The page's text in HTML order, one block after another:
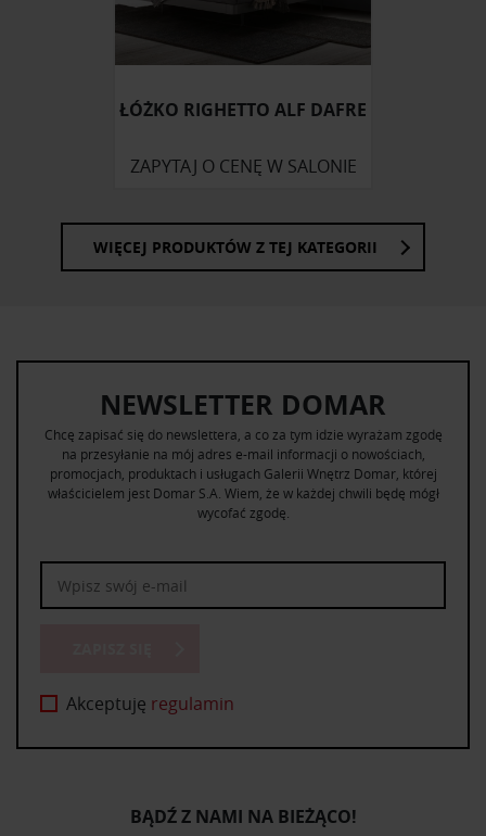
korzystania z ich usług.
ŁÓŻKO RIGHETTO ALF DAFRE
ZAPYTAJ O CENĘ W SALONIE
WIĘCEJ PRODUKTÓW Z TEJ KATEGORII
NEWSLETTER DOMAR
Chcę zapisać się do newslettera, a co za tym idzie wyrażam zgodę
na przesyłanie na mój adres e-mail informacji o nowościach,
promocjach, produktach i usługach Galerii Wnętrz Domar, której
właścicielem jest Domar S.A. Wiem, że w każdej chwili będę mógł
wycofać zgodę.
Akceptuję regulamin
BĄDŹ Z NAMI NA BIEŻĄCO!